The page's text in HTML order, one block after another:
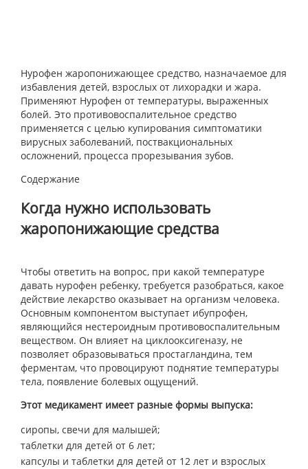
Нурофен жаропонижающее средство, назначаемое для
избавления детей, взрослых от лихорадки и жара.
Применяют Нурофен от температуры, выраженных
болей. Это противовоспалительное средство
применяется с целью купирования симптоматики
вирусных заболеваний, поствакциональных
осложнений, процесса прорезывания зубов.
Содержание
Когда нужно использовать
жаропонижающие средства
Чтобы ответить на вопрос, при какой температуре
давать нурофен ребенку, требуется разобраться, какое
действие лекарство оказывает на организм человека.
Основным компонентом выступает ибупрофен,
являющийся нестероидным противовоспалительным
веществом. Он влияет на циклооксигеназу, не
позволяет образовываться простагландина, тем
ферментам, что провоцируют поднятие температуры
тела, появление болевых ощущений.
Этот медикамент имеет разные формы выпуска:
сиропы, свечи для малышей;
таблетки для детей от 6 лет;
капсулы и таблетки для детей от 12 лет и взрослых